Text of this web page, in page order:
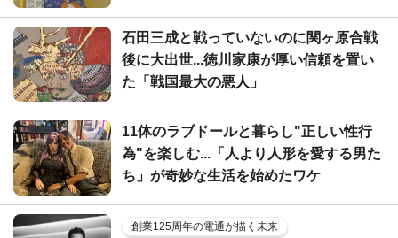
石田三成と戦っていないのに関ヶ原合戦
後に大出世...徳川家康が厚い信頼を置い
た「戦国最大の悪人」
11体のラブドールと暮らし"正しい性行
為"を楽しむ...「人より人形を愛する男た
ち」が奇妙な生活を始めたワケ
創業125周年の電通が描く未来